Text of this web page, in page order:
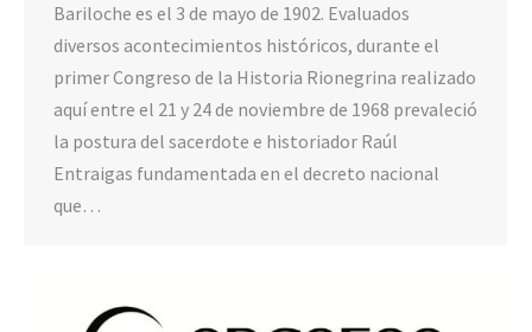
Bariloche es el 3 de mayo de 1902. Evaluados
diversos acontecimientos históricos, durante el
primer Congreso de la Historia Rionegrina realizado
aquí entre el 21 y 24 de noviembre de 1968 prevaleció
la postura del sacerdote e historiador Raúl
Entraigas fundamentada en el decreto nacional
que…